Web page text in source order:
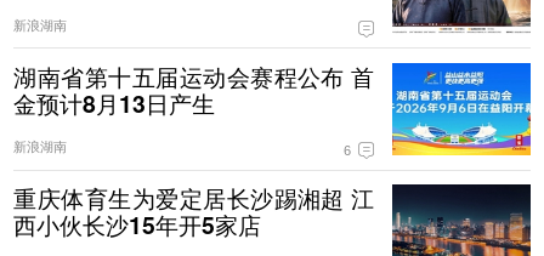
新浪湖南
湖南省第十五届运动会赛程公布 首
金预计8月13日产生
新浪湖南 6
重庆体育生为爱定居长沙踢湘超 江
西小伙长沙15年开5家店